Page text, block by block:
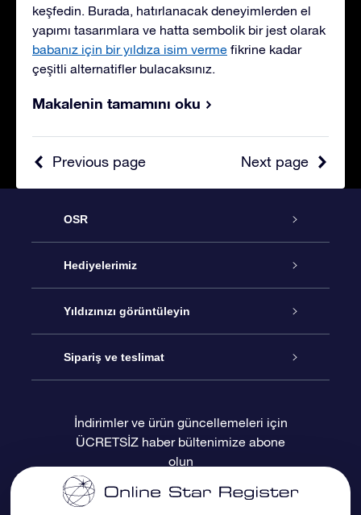
keşfedin. Burada, hatırlanacak deneyimlerden el
yapımı tasarımlara ve hatta sembolik bir jest olarak
babanız için bir yıldıza isim verme fikrine kadar
çeşitli alternatifler bulacaksınız.
Makalenin tamamını oku
Next page
Previous page
OSR
Hizmet
İletişim
Blogu
Değerlendirmeler
Hediyelerimiz
Çevrimiçi Yıldız Hediyesi
OSR Hediye Paketi
OSR Hediye Kartı
Kurumsal hediyeler
Yıldızınızı görüntüleyin
Star Register
Kişiselleştirilmiş Yıldız Sayfası
Bir Milyon Yıldız
Sipariş ve teslimat
Ödeme bilgileri
Sevkiyat bilgileri
İndirimler ve ürün güncellemeleri için
ÜCRETSİZ haber bültenimize abone
olun